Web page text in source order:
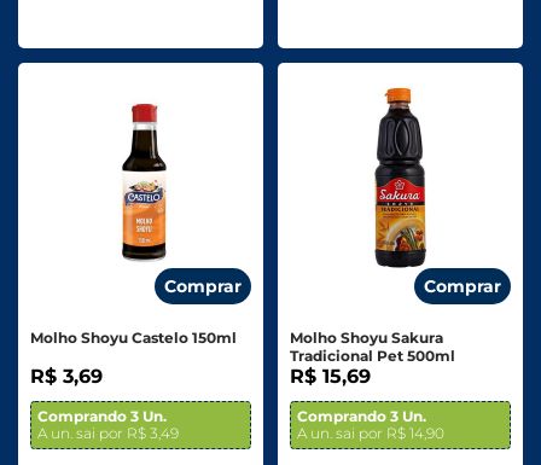
Comprar
Molho Shoyu Castelo 150ml
R$ 3,69
Comprando 3 Un.
A un. sai por R$ 3,49
Comprar
Molho Shoyu Sakura
Tradicional Pet 500ml
R$ 15,69
Comprando 3 Un.
A un. sai por R$ 14,90